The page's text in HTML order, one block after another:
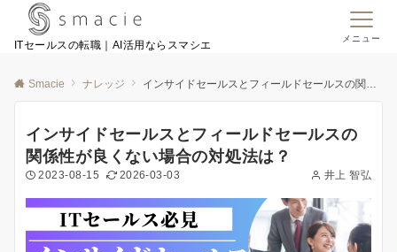
ITセールスの転職｜AI活用ならスマシエ
メニュー
Smacie ナレッジ インサイドセールスとフィールドセールスの関係性が良くない場合の対処法は？
インサイドセールスとフィールドセールスの
関係性が良くない場合の対処法は？
2023-08-15 2026-03-03 井上 智弘